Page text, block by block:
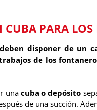
PARA LOS
deben disponer de un
de los
una cuba o depósito
de una succión.